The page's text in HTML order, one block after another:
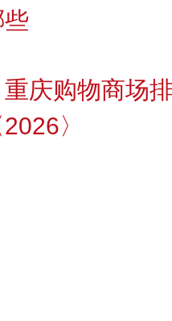
庆购物商场
〉